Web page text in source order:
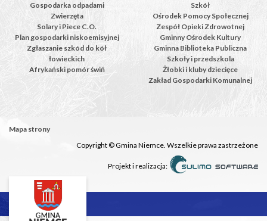
Gospodarka odpadami
Zwierzęta
Solary i Piece C.O.
Plan gospodarki niskoemisyjnej
Zgłaszanie szkód do kół
łowieckich
Afrykański pomór świń
Szkół
Ośrodek Pomocy Społecznej
Zespół Opieki Zdrowotnej
Gminny Ośrodek Kultury
Gminna Biblioteka Publiczna
Szkoły i przedszkola
Żłobki i kluby dziecięce
Zakład Gospodarki Komunalnej
Mapa strony
Copyright © Gmina Niemce. Wszelkie prawa zastrzeżone
Projekt i realizacja: